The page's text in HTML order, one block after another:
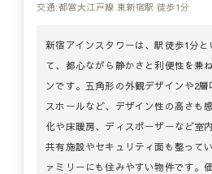
交通:都営大江戸線 東新宿駅 徒歩1分
新宿アインスタワーは、駅徒歩1分と
て、都心ながら静かさと利便性を兼
ンです。五角形の外観デザインや2
スホールなど、デザイン性の高さも
化や床暖房、ディスポーザーなど室
共有施設やセキュリティ面も整って
ァミリーにも住みやすい物件です。